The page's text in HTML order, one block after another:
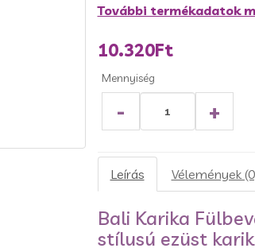
További termékadatok
10.320Ft
Mennyiség
- +
Leírás Vélemények
Bali Karika
stílusú ezüst